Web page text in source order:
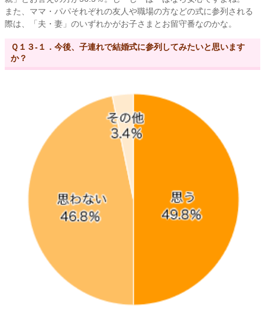
また、ママ・パパそれぞれの友人や職場の方などの式に参列される
際は、「夫・妻」のいずれかがお子さまとお留守番なのかな。
Ｑ１３-１．今後、子連れで結婚式に参列してみたいと思います
か？